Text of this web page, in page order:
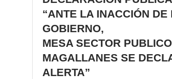
“ANTE LA INACCIÓN DE
GOBIERNO,
MESA SECTOR PUBLICO
MAGALLANES SE
ALERTA”